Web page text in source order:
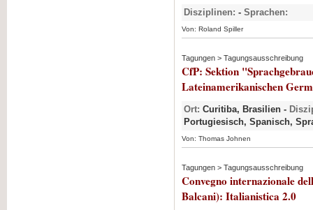
Disziplinen: - Sprachen:
Von: Roland Spiller
Tagungen > Tagungsausschreibung
CfP: Sektion
Lateinamerikanischen
Ort: Curitiba, Brasilien -
Portugiesisch, Spanisch,
Von: Thomas Johnen
Tagungen > Tagungsausschreibung
Convegno internazionale
Balcani): Italianistica 2.0